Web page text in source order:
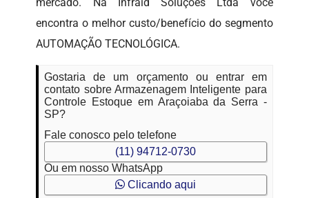
encontra o melhor custo/benefício do segmento
AUTOMAÇÃO TECNOLÓGICA.
Gostaria de um orçamento ou entrar em
contato sobre Armazenagem Inteligente para
Controle Estoque em Araçoiaba da Serra -
SP?
Fale conosco pelo telefone
(11) 94712-0730
Ou em nosso WhatsApp
Clicando aqui